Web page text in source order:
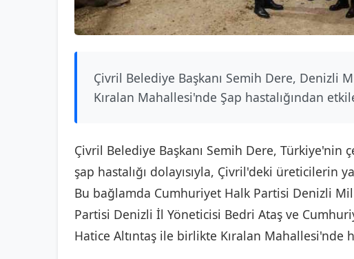
Çivril Belediye Başkanı Semih Dere, Denizli
Kıralan Mahallesi'nde Şap hastalığından
Çivril Belediye Başkanı Semih Dere,
şap hastalığı dolayısıyla, Çivril'deki üreticilerin
Bu bağlamda Cumhuriyet Halk Partisi Denizli
Partisi Denizli İl Yöneticisi Bedri Ataş ve
Hatice Altıntaş ile birlikte Kıralan